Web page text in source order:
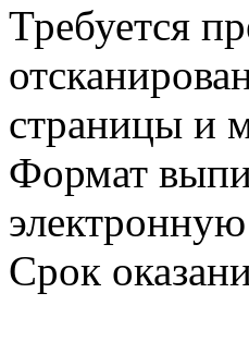
Требуется
страницы и
Формат
Срок